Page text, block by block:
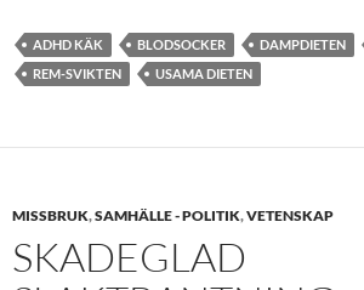
ADHD KÄK BLODSOCKER DAMPDIETEN
REM-SVIKTEN
USAMA DIETEN
MISSBRUK,SAMHÄLLE - POLITIK,VETENSKAP
SKADEGLAD